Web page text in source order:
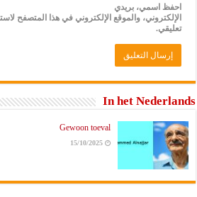
احفظ اسمي، بريدي
الإلكتروني، والموقع الإلكتروني في هذا المتصفح
تعليقي.
In het Nederlands
Gewoon toeval
15/10/2025